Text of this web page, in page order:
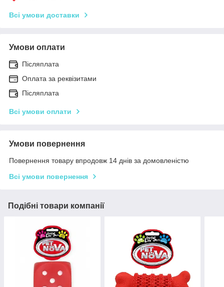
Всі умови доставки
Умови оплати
Післяплата
Оплата за реквізитами
Післяплата
Всі умови оплати
Умови повернення
Повернення товару впродовж 14 днів за домовленістю
Всі умови повернення
Подібні товари компанії